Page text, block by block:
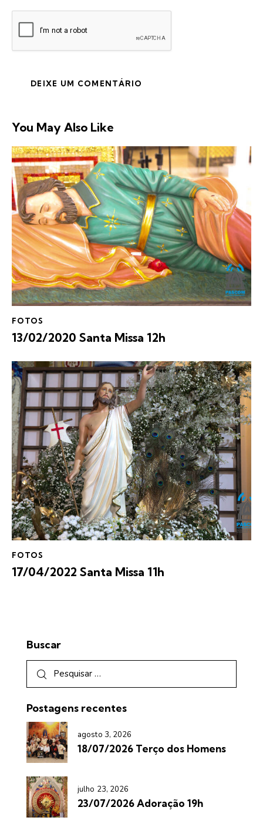
You May Also Like
FOTOS
13/02/2020 Santa Missa 12h
FOTOS
17/04/2022 Santa Missa 11h
Buscar
Postagens recentes
agosto 3, 2026
18/07/2026 Terço dos Homens
julho 23, 2026
23/07/2026 Adoração 19h